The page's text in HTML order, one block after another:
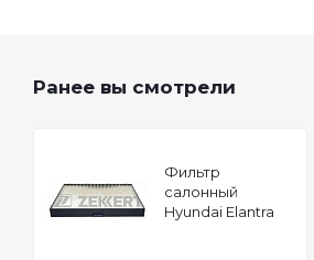
Ранее вы смотрели
Фильтр
салонный
Hyundai Elantra